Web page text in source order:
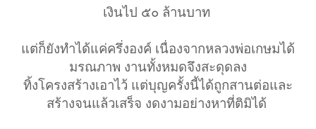
เงินไป ๕๐ ล้านบาท ​
แต่ก็ยังทำได้แค่ครึ่งองค์ เนื่องจากหลวงพ่อเกษมได้
มรณภาพ งานทั้งหมดจึงสะดุดลง
ทิ้งโครงสร้างเอาไว้ แต่บุญครั้งนี้ได้ถูกสานต่อและ
สร้างจนแล้วเสร็จ งดงามอย่างหาที่ติมิได้ ​